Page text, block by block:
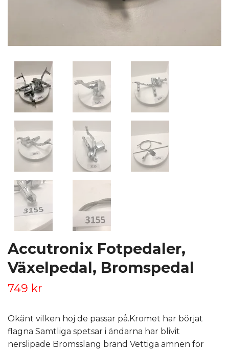
Accutronix Fotpedaler,
Växelpedal, Bromspedal
749 kr
Okänt vilken hoj de passar på.Kromet har börjat
flagna Samtliga spetsar i ändarna har blivit
nerslipade Bromsslang bränd Vettiga ämnen för